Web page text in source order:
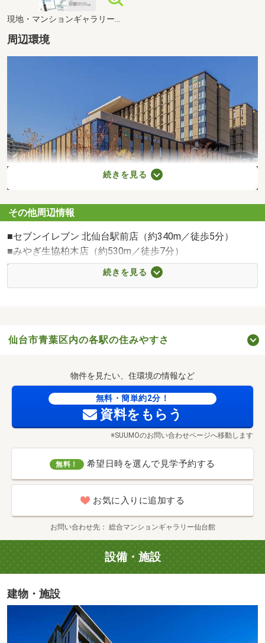
現地・マンションギャラリー案内図
周辺環境
仙台厚生病院（約200m／徒歩3分）
勝山公園（約650m／徒歩9分）
続きを見る
その他周辺情報
■セブンイレブン 北仙台駅前店（約340m／徒歩5分）
■みやぎ生協柏木店（約530m／徒歩7分）
■西友木町店（約850m／徒歩11分）
■イオンエクスプレス仙台上杉3丁目店（約980m／徒歩13
■台原公園（約660m／徒歩9分）
続きを見る
仙台市青葉区内の各駅の住みやすさ
物件を見たい、住環境の情報など
無料・簡単約2分！
資料をもらう
※SUUMOのお問い合わせページへ移動します
無料！ 希望日時を選んで見学予約する
お気に入りに追加する
お問い合わせ先 総合マンションギャラリー仙台館
設備・施設
建物・施設